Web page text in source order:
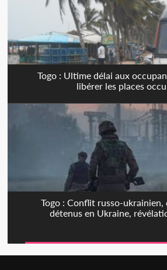
Togo : Ultime délai aux
libérer les places
Togo : Conflit russo-ukrainien,
détenus en Ukraine,